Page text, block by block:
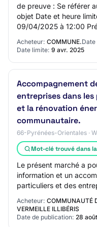
de preuve : Se référer
objet Date et heure
09/04/2025 à 12:00
Acheteur: COMMUNE.
Date limite: 9 avr. 2025
Accompagnement
entreprises dans
et la rénovation
communautaire.
66-Pyrénées-Orientales ·
Mot-clé trouvé dans
Le présent marché a
information et un
particuliers et des
énergétique à travers
Acheteur: COMMUNAUTÉ
VERMEILLE ILLIBÉRIS
Date de publication: 28